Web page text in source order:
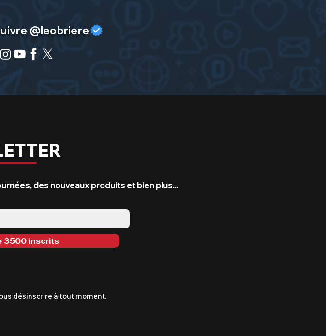
@leobriere
des nouveaux produits et bien plus...
3500 inscrits
désinscrire à tout moment.